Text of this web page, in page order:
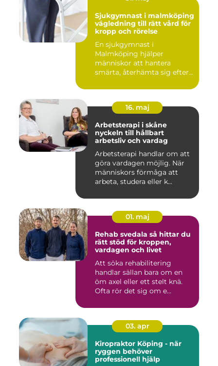
Sjukgymnast i malmköping
vägledning till rätt vård för
kropp och rörelse
En sjukgymnast i
Malmköping hjälper
människor att hantera
smärta, återhämta sig efter
16. maj
Arbetsterapi i skåne
nyckeln till hållbart
arbetsliv och vardag
Arbetsterapi handlar om att
göra vardagen möjlig. När
människors förmåga att
arbeta, studera eller k...
01. maj
Rehab svedala så hittar du
rätt stöd för kroppen,
vardagen och livet
Att söka rehabilitering
handlar sällan bara om en
öm axel eller ett stelt knä.
Ofta rör det sig om e...
03. apr
Kiropraktor Köping - när
ryggen behöver
professionell hjälp